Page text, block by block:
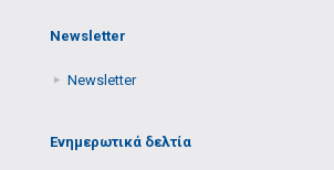
Newsletter
Newsletter
Ενημερωτικά δελτία